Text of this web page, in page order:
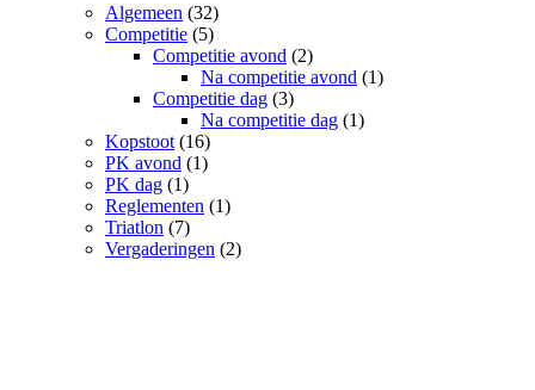
Algemeen (32)
Competitie (5)
Competitie avond (2)
Na competitie avond (1)
Competitie dag (3)
Na competitie dag (1)
Kopstoot (16)
PK avond (1)
PK dag (1)
Reglementen (1)
Triatlon (7)
Vergaderingen (2)